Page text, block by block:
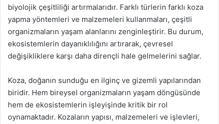
biyolojik çeşitliliği artırmalarıdır. Farklı türlerin farklı koza
yapma yöntemleri ve malzemeleri kullanmaları, çeşitli
organizmaların yaşam alanlarını zenginleştirir. Bu durum,
ekosistemlerin dayanıklılığını artırarak, çevresel
değişikliklere karşı daha dirençli hale gelmelerini sağlar.
Koza, doğanın sunduğu en ilginç ve gizemli yapılarından
biridir. Hem bireysel organizmaların yaşam döngüsünde
hem de ekosistemlerin işleyişinde kritik bir rol
oynamaktadır. Kozaların yapısı, malzemeleri ve işlevleri,